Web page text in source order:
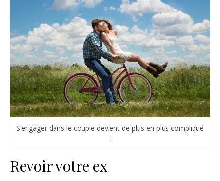
S’engager dans le couple devient de plus en plus compliqué
!
Revoir votre ex